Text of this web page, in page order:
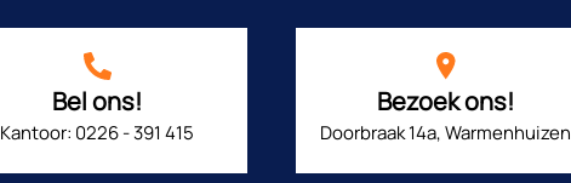
Bel ons!
Kantoor: 0226 - 391 415
Bezoek ons!
Doorbraak 14a, Warmenhuizen